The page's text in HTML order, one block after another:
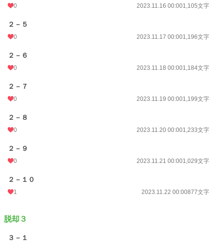
0 2023.11.16 00:001,105文字
２－５
0 2023.11.17 00:001,196文字
２－６
0 2023.11.18 00:001,184文字
２－７
0 2023.11.19 00:001,199文字
２－８
0 2023.11.20 00:001,233文字
２－９
0 2023.11.21 00:001,029文字
２－１０
1 2023.11.22 00:00877文字
脱却３
３－１